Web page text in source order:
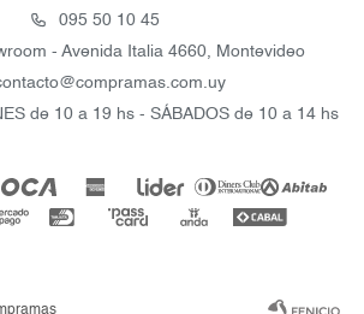
095 50 10 45
- Avenida Italia 4660, Montevideo
de 10 a 19 hs - SÁBADOS de 10 a 14 hs